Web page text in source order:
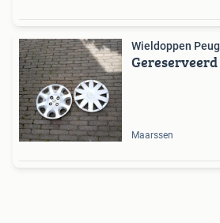
Wieldoppen
Gereserveerd
Maarssen